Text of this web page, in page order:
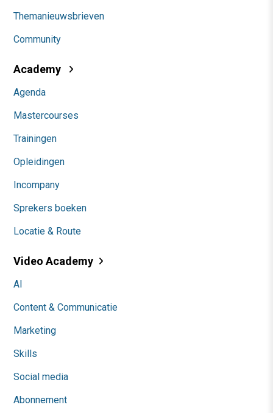
Themanieuwsbrieven
Community
Academy
Agenda
Mastercourses
Trainingen
Opleidingen
Incompany
Sprekers boeken
Locatie & Route
Video Academy
AI
Content & Communicatie
Marketing
Skills
Social media
Abonnement